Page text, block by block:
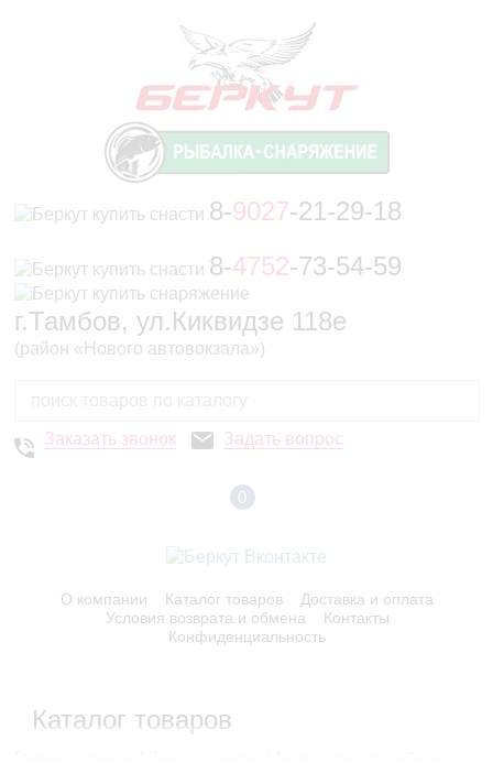
8-9027-21-29-18
8-4752-73-54-59
г.Тамбов, ул.Киквидзе 118е
(район «Нового автовокзала»)
Заказать звонок Задать вопрос
0
О компании Каталог товаров
Доставка и оплата
Условия возврата и обмена
Контакты
Конфиденциальность
Каталог товаров